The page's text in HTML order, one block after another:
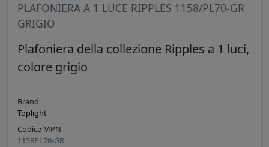
PLAFONIERA A 1 LUCE RIPPLES 1158/PL70-GR
GRIGIO
Plafoniera della collezione Ripples a 1 luci,
colore grigio
Brand
Toplight
Codice MPN
1158PL70-GR